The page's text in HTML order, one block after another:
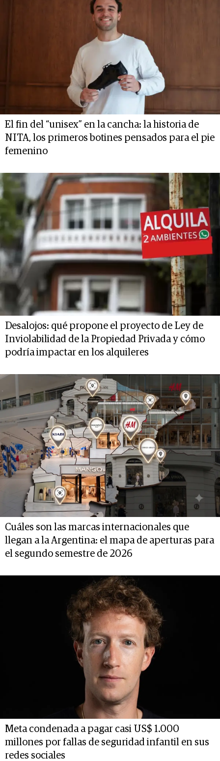
El fin del “unisex” en la cancha: la historia de
NITA, los primeros botines pensados para el pie
femenino
Desalojos: qué propone el proyecto de Ley de
Inviolabilidad de la Propiedad Privada y cómo
podría impactar en los alquileres
Cuáles son las marcas internacionales que
llegan a la Argentina: el mapa de aperturas para
el segundo semestre de 2026
Meta condenada a pagar casi US$ 1.000
millones por fallas de seguridad infantil en sus
redes sociales